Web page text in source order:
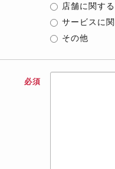
店舗に関す
サービスに
その他
必須